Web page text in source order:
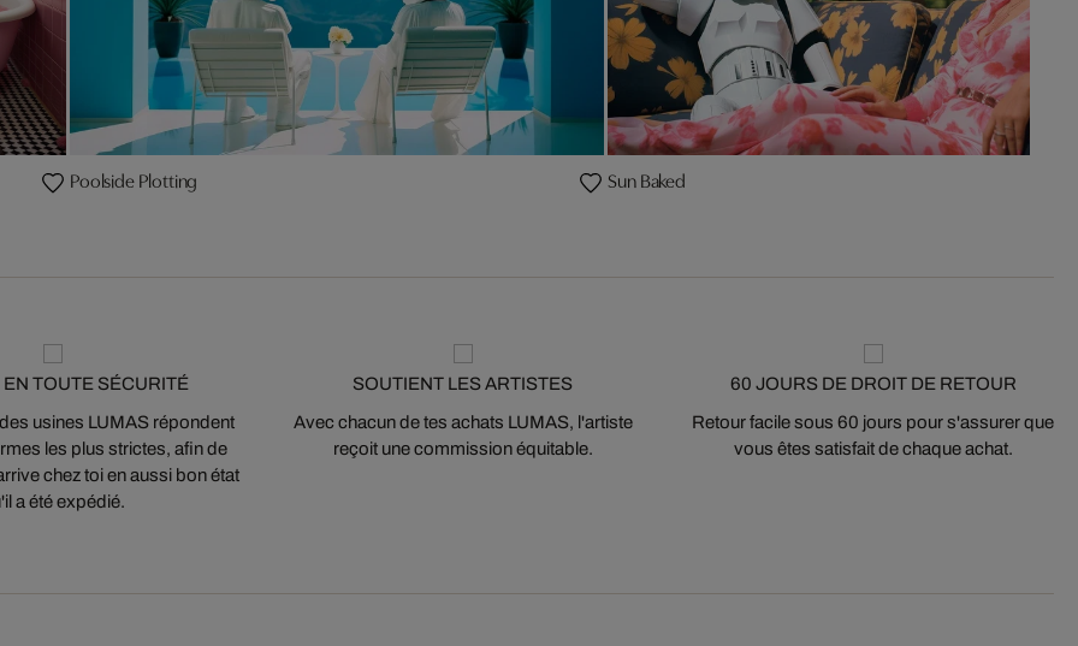
Poolside Plotting Sun Baked
TOUTE SÉCURITÉ
usines LUMAS répondent
les plus strictes, afin de
chez toi en aussi bon état
a été expédié.
SOUTIENT LES ARTISTES
Avec chacun de tes achats LUMAS, l'artiste
reçoit une commission équitable.
60 JOURS DE DROIT DE RETOUR
Retour facile sous 60 jours pour s'assurer que
vous êtes satisfait de chaque achat.